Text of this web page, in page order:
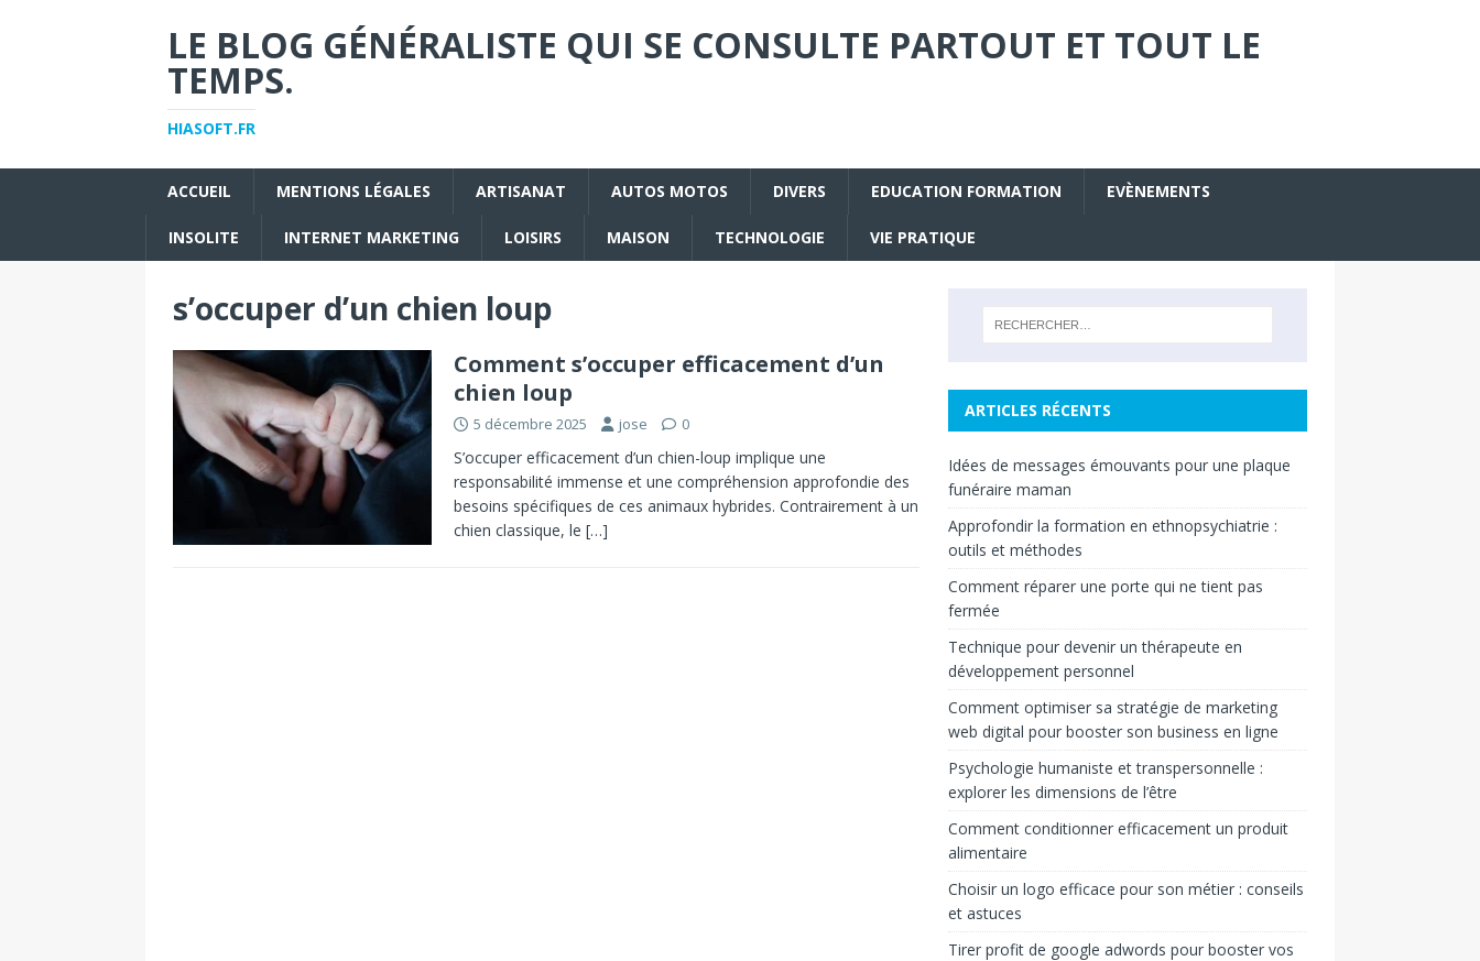
LE BLOG GÉNÉRALISTE QUI SE CONSULTE PARTOUT ET TOUT LE
TEMPS.
HIASOFT.FR
ACCUEIL MENTIONS LÉGALES ARTISANAT AUTOS MOTOS DIVERS EDUCATION FORMATION EVÈNEMENTS
INSOLITE INTERNET MARKETING LOISIRS MAISON TECHNOLOGIE VIE PRATIQUE
s’occuper d’un chien loup
Comment s’occuper efficacement d’un
chien loup
5 décembre 2025 jose 0
S’occuper efficacement d’un chien-loup implique une
responsabilité immense et une compréhension approfondie des
besoins spécifiques de ces animaux hybrides. Contrairement à un
chien classique, le […]
ARTICLES RÉCENTS
Idées de messages émouvants pour une plaque
funéraire maman
Approfondir la formation en ethnopsychiatrie :
outils et méthodes
Comment réparer une porte qui ne tient pas
fermée
Technique pour devenir un thérapeute en
développement personnel
Comment optimiser sa stratégie de marketing
web digital pour booster son business en ligne
Psychologie humaniste et transpersonnelle :
explorer les dimensions de l’être
Comment conditionner efficacement un produit
alimentaire
Choisir un logo efficace pour son métier : conseils
et astuces
Tirer profit de google adwords pour booster vos